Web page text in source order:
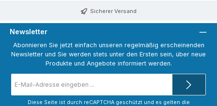
Sicherer Versand
Newsletter
Abonnieren Sie jetzt einfach unseren regelmäßig erscheinenden
Newsletter und Sie werden stets unter den Ersten sein, über neue
Produkte und Angebote informiert werden.
Mail-
Adresse
Diese Seite ist durch reCAPTCHA geschützt und es gelten die